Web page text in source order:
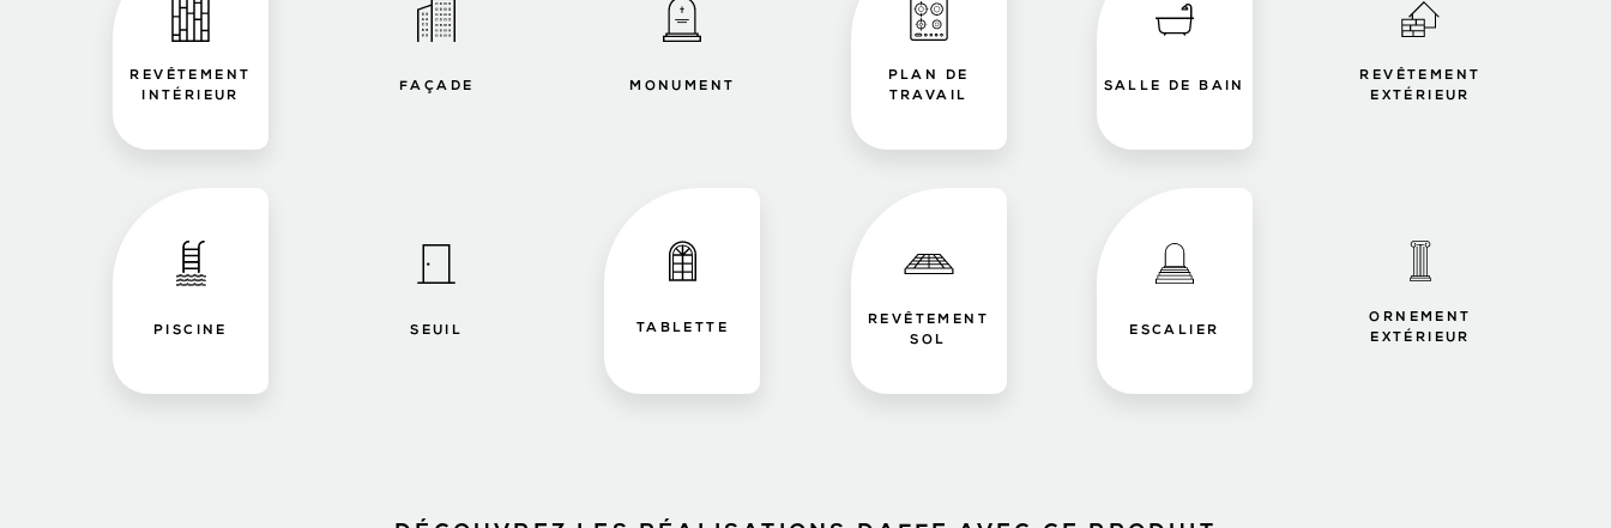
REVÊTEMENT
INTÉRIEUR
FAÇADE MONUMENT
PLAN DE
TRAVAIL
SALLE DE BAIN
REVÊTEMENT
EXTÉRIEUR
PISCINE SEUIL TABLETTE
REVÊTEMENT
SOL
ESCALIER
ORNEMENT
EXTÉRIEUR